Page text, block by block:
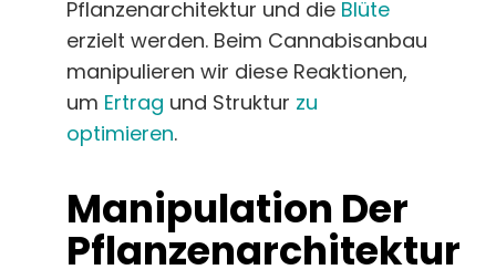
Pflanzenarchitektur und die Blüte
erzielt werden. Beim Cannabisanbau
manipulieren wir diese Reaktionen,
um Ertrag und Struktur zu
optimieren.
Manipulation Der
Pflanzenarchitektur